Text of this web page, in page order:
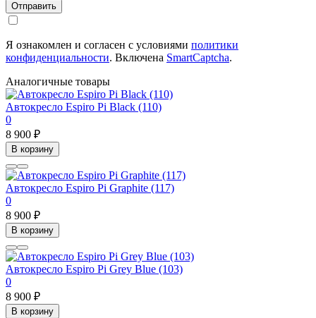
Отправить
Я ознакомлен и согласен с условиями политики
конфиденциальности. Включена SmartCaptcha.
Аналогичные товары
Автокресло Espiro Pi Black (110)
0
8 900 ₽
В корзину
Автокресло Espiro Pi Graphite (117)
0
8 900 ₽
В корзину
Автокресло Espiro Pi Grey Blue (103)
0
8 900 ₽
В корзину